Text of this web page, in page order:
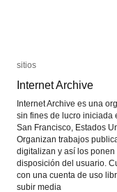
sitios
Internet Archive
Internet Archive es una
sin fines de lucro iniciada
San Francisco, Estados
Organizan trabajos
digitalizan y así los ponen
disposición del usuario.
con una cuenta de uso
subir media
sitios
Internet Archive